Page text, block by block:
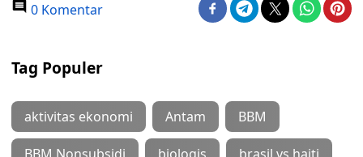
0 Komentar
Tag Populer
aktivitas ekonomi Antam BBM